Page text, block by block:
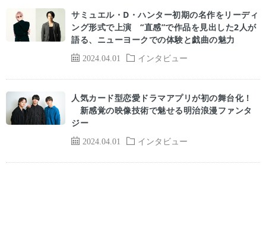
2024.04.01 インタビュー
サミュエル・D・ハンター初期の名作をリーディ
ング形式で上演 “直感”で作品を見出した2人が
語る、ニューヨークでの体験と戯曲の魅力
2024.04.01 インタビュー
人気カード型恋愛ドラマアプリが初の舞台化！
新感覚の映像技術で魅せる明治浪漫ファンタ
ジー